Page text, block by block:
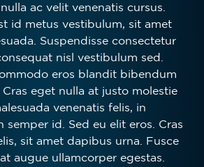
ac velit venenatis cursus.
id metus vestibulum, sit amet
Suspendisse consectetur
nisl vestibulum sed.
eros blandit bibendum
eget nulla at justo molestie
venenatis felis, in
semper id. Sed eu elit eros. Cras
sit amet dapibus urna. Fusce
augue ullamcorper egestas.